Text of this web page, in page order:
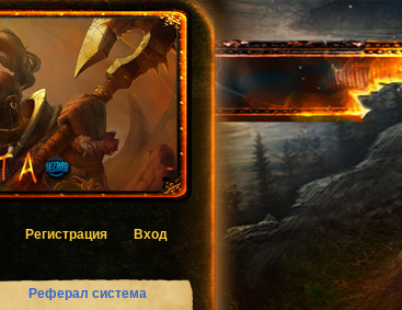
Регистрация Вход
Реферал система